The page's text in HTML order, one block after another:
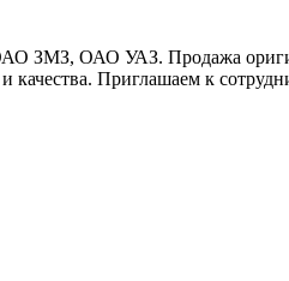
ЗМЗ, ОАО УАЗ. Продажа
качества. Приглашаем к